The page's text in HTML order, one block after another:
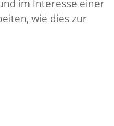
im Interesse einer
wie dies zur